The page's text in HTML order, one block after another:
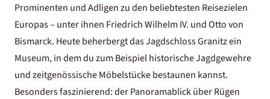
Prominenten und Adligen zu den beliebtesten Reisezielen
Europas – unter ihnen Friedrich Wilhelm IV. und Otto von
Bismarck. Heute beherbergt das Jagdschloss Granitz ein
Museum, in dem du zum Beispiel historische Jagdgewehre
und zeitgenössische Möbelstücke bestaunen kannst.
Besonders faszinierend: der Panoramablick über Rügen